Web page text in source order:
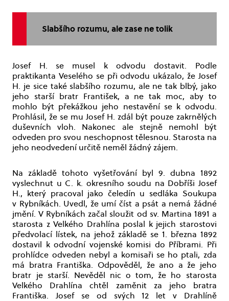
Slabšího rozumu, ale zase ne tolik
Josef H. se musel k odvodu dostavit. Podle
praktikanta Veselého se při odvodu ukázalo, že Josef
H. je sice také slabšího rozumu, ale ne tak blbý, jako
jeho starší bratr František, a ne tak moc, aby to
mohlo být překážkou jeho nestavění se k odvodu.
Prohlásil, že se mu Josef H. zdál být pouze zakrnělých
duševních vloh. Nakonec ale stejně nemohl být
odveden pro svou neschopnost tělesnou. Starosta na
jeho neodvedení určitě neměl žádný zájem.
Na základě tohoto vyšetřování byl 9. dubna 1892
vyslechnut u C. k. okresního soudu na Dobříši Josef
H., který pracoval jako čeledín u sedláka Soukupa
v Rybníkách. Uvedl, že umí číst a psát a nemá žádné
jmění. V Rybníkách začal sloužit od sv. Martina 1891 a
starosta z Velkého Drahlína poslal k jejich starostovi
předvolací lístek, na jehož základě se 1. března 1892
dostavil k odvodní vojenské komisi do Příbrami. Při
prohlídce odveden nebyl a komisaři se ho ptali, zda
má bratra Františka. Odpověděl, že ano a že jeho
bratr je starší. Nevěděl nic o tom, že ho starosta
Velkého Drahlína chtěl zaměnit za jeho bratra
Františka. Josef se od svých 12 let v Drahlíně